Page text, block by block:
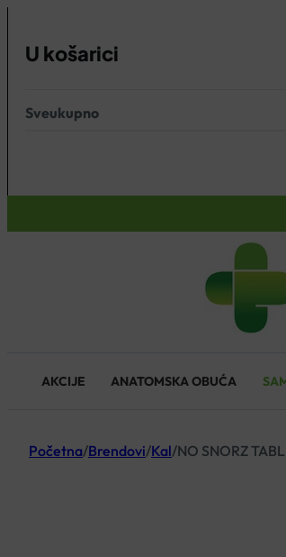
U košarici
Nema proizvoda u košarici.
Sveukupno
AKCIJE ANATOMSKA OBUĆA
Početna/Brendovi/Kal/NO SNORZ